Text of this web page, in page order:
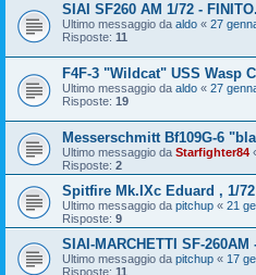
SIAI SF260 AM 1/72 - FINITO.
Ultimo messaggio da aldo « 27
Risposte: 11
F4F-3 "Wildcat" USS Wasp
Ultimo messaggio da aldo « 27
Risposte: 19
Messerschmitt Bf109G-6
Ultimo messaggio da Starfighter84
Risposte: 2
Spitfire Mk.IXc Eduard , 1/72
Ultimo messaggio da pitchup « 21
Risposte: 9
SIAI-MARCHETTI SF-
Ultimo messaggio da pitchup « 17
Risposte: 11